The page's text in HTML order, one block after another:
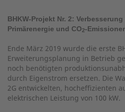
BHKW-Projekt Nr. 2:
Primärenergie und CO2-
Ende März 2019 wurde die erste
Erweiterungsplanung in Betrieb
noch benötigten
durch Eigenstrom ersetzen. Die
2G entwickelten, hocheffizienten
elektrischen Leistung von 100 kW.